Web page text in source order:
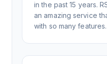
in the past 15 years.
an amazing service
with so many
professionally. Highly